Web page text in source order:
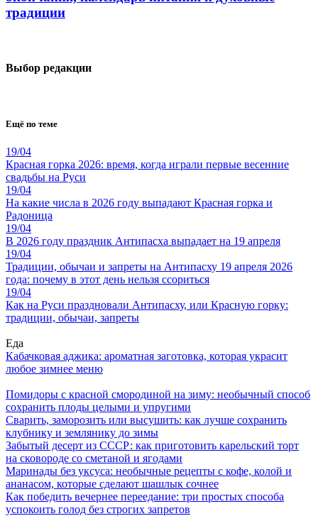
традиции
Выбор редакции
Ещё по теме
19/04
Красная горка 2026: время, когда играли первые весенние
свадьбы на Руси
19/04
На какие числа в 2026 году выпадают Красная горка и
Радоница
19/04
В 2026 году праздник Антипасха выпадает на 19 апреля
19/04
Традиции, обычаи и запреты на Антипасху 19 апреля 2026
года: почему в этот день нельзя ссориться
19/04
Как на Руси праздновали Антипасху, или Красную горку:
традиции, обычаи, запреты
Еда
Кабачковая аджика: ароматная заготовка, которая украсит
любое зимнее меню
Помидоры с красной смородиной на зиму: необычный способ
сохранить плоды целыми и упругими
Сварить, заморозить или высушить: как лучше сохранить
клубнику и землянику до зимы
Забытый десерт из СССР: как приготовить карельский торт
на сковороде со сметаной и ягодами
Маринады без уксуса: необычные рецепты с кофе, колой и
ананасом, которые сделают шашлык сочнее
Как победить вечернее переедание: три простых способа
успокоить голод без строгих запретов